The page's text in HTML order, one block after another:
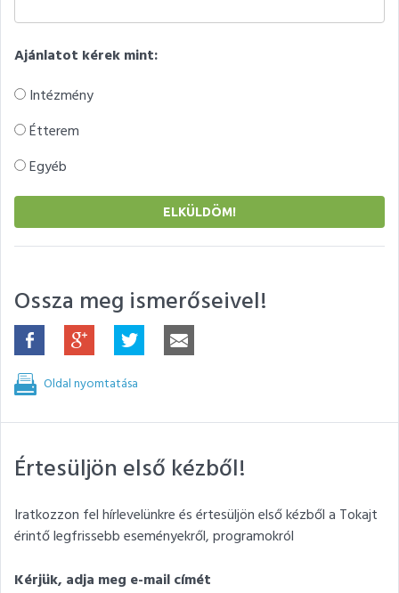
Ajánlatot kérek mint:
Intézmény
Étterem
Egyéb
Ossza meg ismerőseivel!
Oldal nyomtatása
Értesüljön első kézből!
Iratkozzon fel hírlevelünkre és értesüljön első kézből a Tokajt
érintő legfrissebb eseményekről, programokról
Kérjük, adja meg e-mail címét